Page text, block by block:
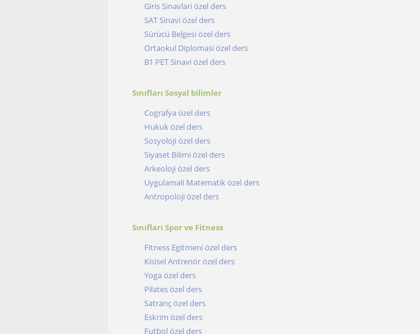
Giris Sinavlari özel ders
SAT Sinavi özel ders
Sürücü Belgesi özel ders
Ortaokul Diplomasi özel ders
B1 PET Sinavi özel ders
Sınıfları Sosyal bilimler
Cografya özel ders
Hukuk özel ders
Sosyoloji özel ders
Siyaset Bilimi özel ders
Arkeoloji özel ders
Uygulamali Matematik özel ders
Antropoloji özel ders
Sınıfları Spor ve Fitness
Fitness Egitmeni özel ders
Kisisel Antrenör özel ders
Yoga özel ders
Pilates özel ders
Satranç özel ders
Eskrim özel ders
Futbol özel ders